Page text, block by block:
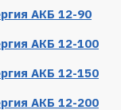
АКБ 12-90
АКБ 12-100
АКБ 12-150
АКБ 12-200